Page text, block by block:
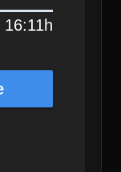
16:11h